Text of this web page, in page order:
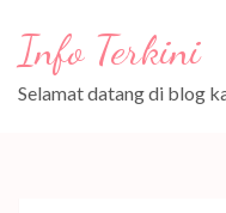
konten
(Tekan
Info Terkini
Selamat datang di blog